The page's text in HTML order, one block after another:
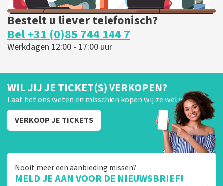
Bestelt u liever telefonisch?
Bel +31 (0)85 744 144 7
Werkdagen 12:00 - 17:00 uur
WIL JIJ JE TICKET(S) VERKOPEN?
Laat het ons weten en misschien kopen wij ze wel van je!
VERKOOP JE TICKETS
Nooit meer een aanbieding missen?
MELD JE AAN VOOR DE NIEUWSBRIEF!